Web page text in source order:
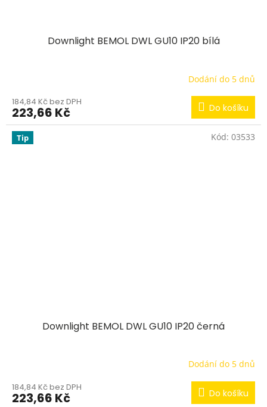
Downlight BEMOL DWL GU10 IP20 bílá
Dodání do 5 dnů
184,84 Kč bez DPH
223,66 Kč Do košíku
Tip
Downlight BEMOL DWL GU10 IP20 černá
Dodání do 5 dnů
184,84 Kč bez DPH
223,66 Kč Do košíku
Kód: 03533